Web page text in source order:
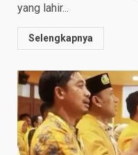
yang lahir...
Selengkapnya